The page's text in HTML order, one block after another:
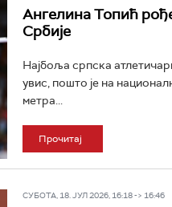
Ангелина Топић
Србије
Најбоља српска
увис, пошто је на
метра...
Прочитај
СУБОТА, 18. ЈУЛ 2026, 16:18 -> 16:46